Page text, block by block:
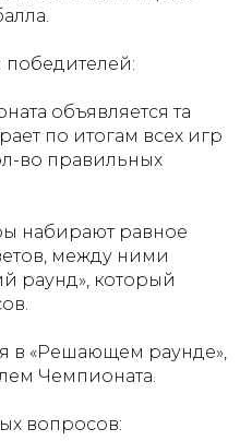
объявляется та
по итогам всех игр
во правильных
набирают равное
между ними
раунд», который
в «Решающем раунде»,
Чемпионата.
вопросов: